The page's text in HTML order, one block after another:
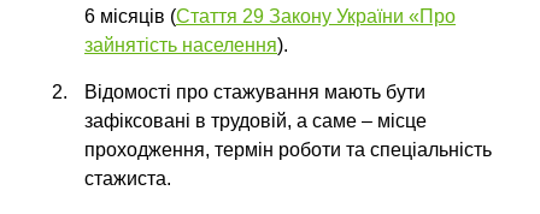
6 місяців (Стаття 29 Закону України «Про
зайнятість населення).
Відомості про стажування мають бути
зафіксовані в трудовій, а саме – місце
проходження, термін роботи та спеціальність
стажиста.